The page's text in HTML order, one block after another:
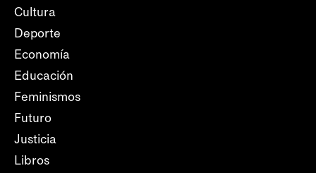
Cultura
Deporte
Economía
Educación
Feminismos
Futuro
Justicia
Libros